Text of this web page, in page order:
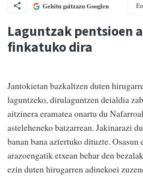
Gehitu gaitzazu Googlen
Laguntzak pentsioen
finkatuko dira
Jantokietan bazkaltzen duten
laguntzeko, dirulaguntzen deialdia
aitzinera eramatea onartu du
asteleheneko batzarrean. Jakinarazi
banan bana aztertuko dituzte. Osasun
arazoengatik etxean behar den
ezin duten hirugarren adinekoei